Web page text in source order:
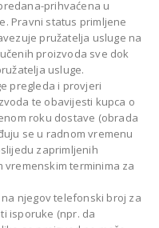
prihvaćena u
Pravni status primljene
pružatelja usluge na
proizvoda sve dok
usluge.
pregleda i provjeri
te obavijesti kupca o
roku dostave (obrada
se u radnom vremenu
zaprimljenih
terminima za
njegov telefonski broj za
isporuke (npr. da